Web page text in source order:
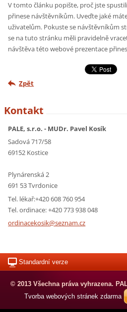
V tomto článku popište, proč jste
přinese návštěvníkům. Uveďte jaké
uživatelům. Pokuste se návštěvníkům
se na tuto stránku měli pravidelně
návštěva této webové prezentace
Zpět
Kontakt
PALE, s.r.o. - MUDr. Pavel Kosík
Sadová 717/58
69152 Kostice
Plynárenská 2
691 53 Tvrdonice
Tel. lékař:+420 608 760 954
Tel. ordinace: +420 773 938 048
ordinacekosik@seznam.cz
Standardní verze
© 2013 Všechna práva vyhrazena.
Tvorba webových stránek zdarma